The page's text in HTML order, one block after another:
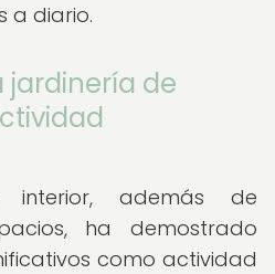
a diario.
jardinería de
además de
ha demostrado
como actividad